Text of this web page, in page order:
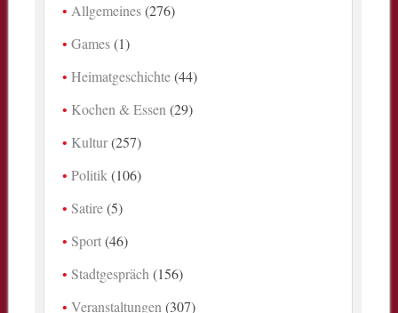
Allgemeines(276)
Games(1)
Heimatgeschichte(44)
Kochen & Essen(29)
Kultur(257)
Politik(106)
Satire(5)
Sport(46)
Stadtgespräch(156)
Veranstaltungen(307)